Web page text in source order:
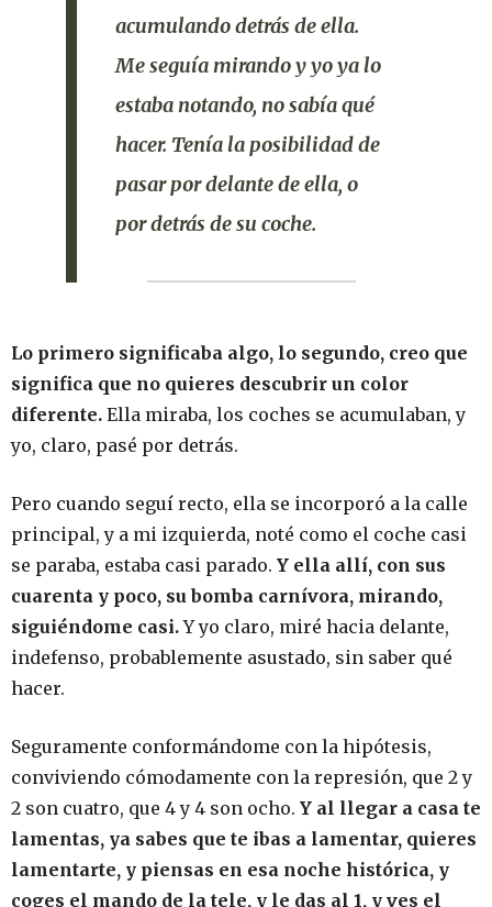
acumulando detrás de ella.
Me seguía mirando y yo ya lo
estaba notando, no sabía qué
hacer. Tenía la posibilidad de
pasar por delante de ella, o
por detrás de su coche.
Lo primero significaba algo, lo segundo, creo que
significa que no quieres descubrir un color
diferente. Ella miraba, los coches se acumulaban, y
yo, claro, pasé por detrás.
Pero cuando seguí recto, ella se incorporó a la calle
principal, y a mi izquierda, noté como el coche casi
se paraba, estaba casi parado. Y ella allí, con sus
cuarenta y poco, su bomba carnívora, mirando,
siguiéndome casi.Y yo claro, miré hacia delante,
indefenso, probablemente asustado, sin saber qué
hacer.
Seguramente conformándome con la hipótesis,
conviviendo cómodamente con la represión, que 2 y
2 son cuatro, que 4 y 4 son ocho. Y al llegar a casa te
lamentas, ya sabes que te ibas a lamentar, quieres
lamentarte, y piensas en esa noche histórica, y
coges el mando de la tele, y le das al 1, y ves el